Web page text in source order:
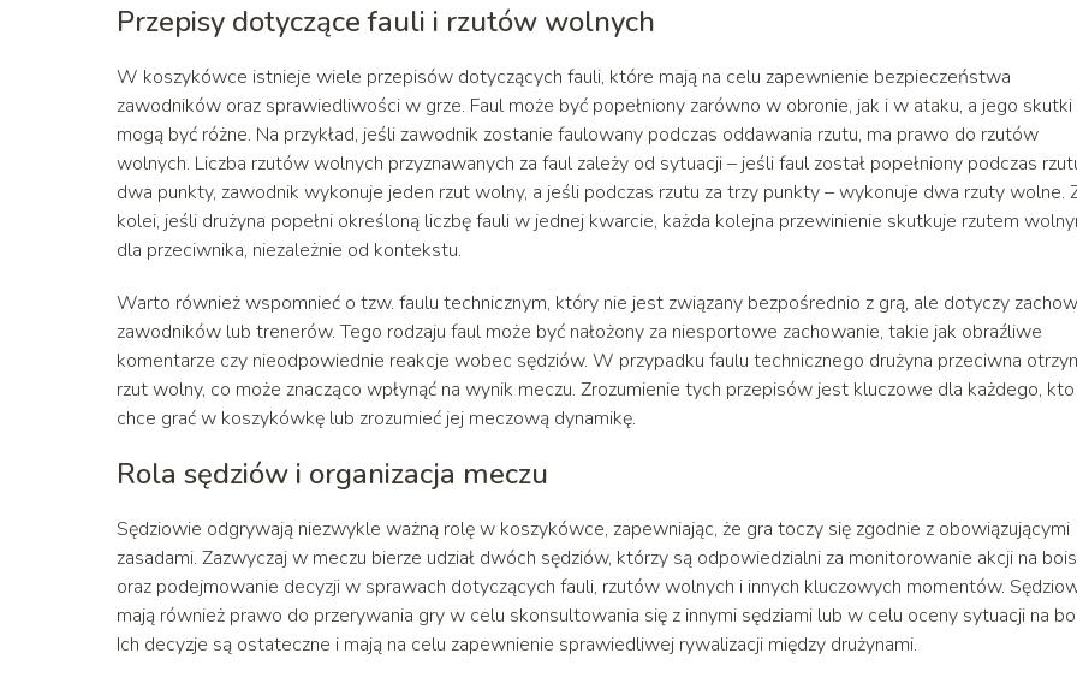
Przepisy dotyczące fauli i rzutów wolnych
W koszykówce istnieje wiele przepisów dotyczących fauli, które mają na celu zapewnienie bezpieczeństwa
zawodników oraz sprawiedliwości w grze. Faul może być popełniony zarówno w obronie, jak i w ataku, a jego skutki
mogą być różne. Na przykład, jeśli zawodnik zostanie faulowany podczas oddawania rzutu, ma prawo do rzutów
wolnych. Liczba rzutów wolnych przyznawanych za faul zależy od sytuacji – jeśli faul został popełniony podczas
dwa punkty, zawodnik wykonuje jeden rzut wolny, a jeśli podczas rzutu za trzy punkty – wykonuje dwa rzuty wolne.
kolei, jeśli drużyna popełni określoną liczbę fauli w jednej kwarcie, każda kolejna przewinienie skutkuje rzutem
dla przeciwnika, niezależnie od kontekstu.
Warto również wspomnieć o tzw. faulu technicznym, który nie jest związany bezpośrednio z grą, ale dotyczy
zawodników lub trenerów. Tego rodzaju faul może być nałożony za niesportowe zachowanie, takie jak obraźliwe
komentarze czy nieodpowiednie reakcje wobec sędziów. W przypadku faulu technicznego drużyna przeciwna
rzut wolny, co może znacząco wpłynąć na wynik meczu. Zrozumienie tych przepisów jest kluczowe dla każdego, kto
chce grać w koszykówkę lub zrozumieć jej meczową dynamikę.
Rola sędziów i organizacja meczu
Sędziowie odgrywają niezwykle ważną rolę w koszykówce, zapewniając, że gra toczy się zgodnie z obowiązującymi
zasadami. Zazwyczaj w meczu bierze udział dwóch sędziów, którzy są odpowiedzialni za monitorowanie akcji na
oraz podejmowanie decyzji w sprawach dotyczących fauli, rzutów wolnych i innych kluczowych momentów.
mają również prawo do przerywania gry w celu skonsultowania się z innymi sędziami lub w celu oceny sytuacji na
Ich decyzje są ostateczne i mają na celu zapewnienie sprawiedliwej rywalizacji między drużynami.